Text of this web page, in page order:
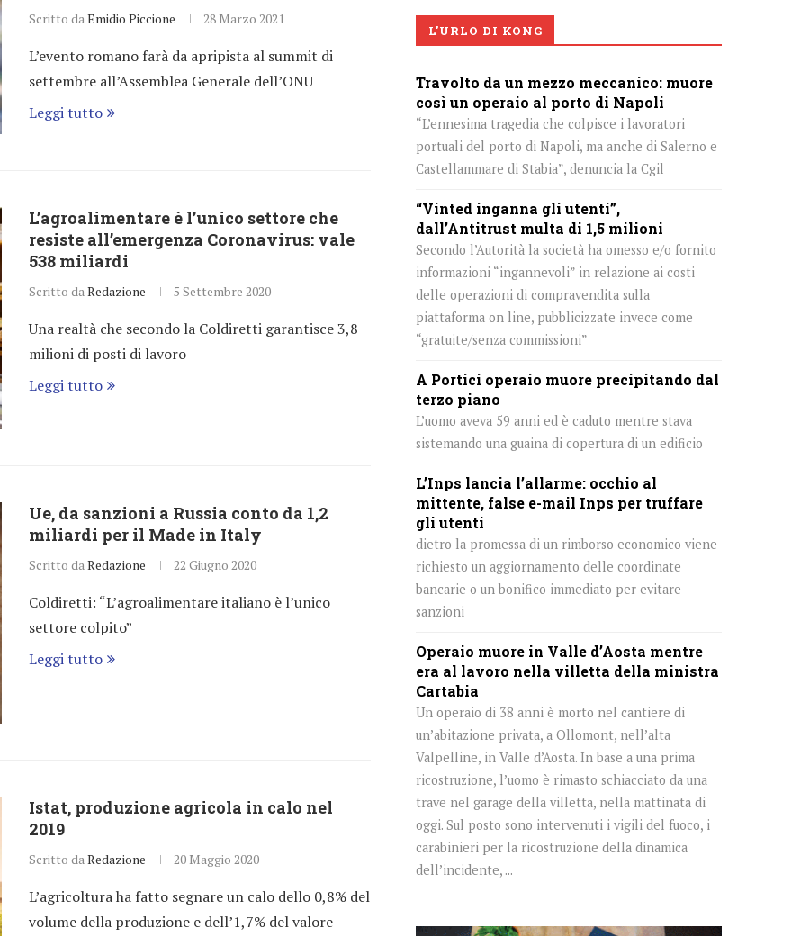
Scritto da Emidio Piccione 28 Marzo 2021
L’evento romano farà da apripista al summit di
settembre all’Assemblea Generale dell’ONU
Leggi tutto
L’agroalimentare è l’unico settore che
resiste all’emergenza Coronavirus: vale
538 miliardi
Scritto daRedazione 5 Settembre 2020
Una realtà che secondo la Coldiretti garantisce 3,8
milioni di posti di lavoro
Leggi tutto
Ue, da sanzioni a Russia conto da 1,2
miliardi per il Made in Italy
Scritto daRedazione 22 Giugno 2020
Coldiretti: “L’agroalimentare italiano è l’unico
settore colpito”
Leggi tutto
Istat, produzione agricola in calo nel
2019
Scritto daRedazione 20 Maggio 2020
L’agricoltura ha fatto segnare un calo dello 0,8% del
volume della produzione e dell’1,7% del valore
L'URLO DI KONG
Travolto da un mezzo meccanico: muore
così un operaio al porto di Napoli
“L’ennesima tragedia che colpisce i lavoratori
portuali del porto di Napoli, ma anche di Salerno e
Castellammare di Stabia”, denuncia la Cgil
“Vinted inganna gli utenti”,
dall’Antitrust multa di 1,5 milioni
Secondo l’Autorità la società ha omesso e/o fornito
informazioni “ingannevoli” in relazione ai costi
delle operazioni di compravendita sulla
piattaforma on line, pubblicizzate invece come
“gratuite/senza commissioni”
A Portici operaio muore precipitando dal
terzo piano
L’uomo aveva 59 anni ed è caduto mentre stava
sistemando una guaina di copertura di un edificio
L’Inps lancia l’allarme: occhio al
mittente, false e-mail Inps per truffare
gli utenti
dietro la promessa di un rimborso economico viene
richiesto un aggiornamento delle coordinate
bancarie o un bonifico immediato per evitare
sanzioni
Operaio muore in Valle d’Aosta mentre
era al lavoro nella villetta della ministra
Cartabia
Un operaio di 38 anni è morto nel cantiere di
un’abitazione privata, a Ollomont, nell’alta
Valpelline, in Valle d’Aosta. In base a una prima
ricostruzione, l’uomo è rimasto schiacciato da una
trave nel garage della villetta, nella mattinata di
oggi. Sul posto sono intervenuti i vigili del fuoco, i
carabinieri per la ricostruzione della dinamica
dell’incidente, ...